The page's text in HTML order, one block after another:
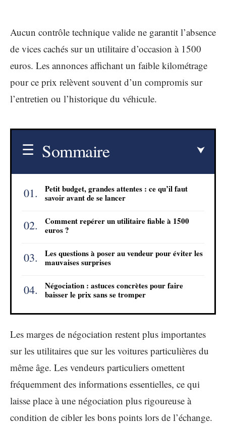
Aucun contrôle technique valide ne garantit l’absence
de vices cachés sur un utilitaire d’occasion à 1500
euros. Les annonces affichant un faible kilométrage
pour ce prix relèvent souvent d’un compromis sur
l’entretien ou l’historique du véhicule.
Sommaire
Petit budget, grandes attentes : ce qu’il faut
savoir avant de se lancer
Comment repérer un utilitaire fiable à 1500
euros ?
Les questions à poser au vendeur pour éviter les
mauvaises surprises
Négociation : astuces concrètes pour faire
baisser le prix sans se tromper
Les marges de négociation restent plus importantes
sur les utilitaires que sur les voitures particulières du
même âge. Les vendeurs particuliers omettent
fréquemment des informations essentielles, ce qui
laisse place à une négociation plus rigoureuse à
condition de cibler les bons points lors de l’échange.